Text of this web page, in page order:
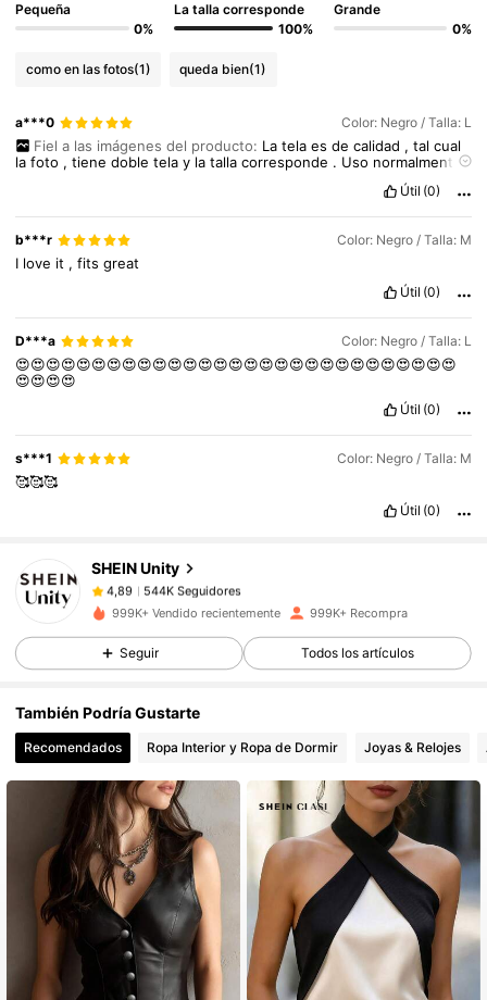
Pequeña
0%
La talla corresponde
100%
Grande
0%
como en las fotos(1) queda bien(1)
a***0 Color: Negro / Talla: L
Fiel a las imágenes del producto: La tela es de calidad , tal cual
lafoto ,tienedobletelay latallacorresponde . Uso normalmente
Útil (0)
b***r Color: Negro / Talla: M
I love it ,fitsgreat
Útil (0)
D***a Color: Negro / Talla: L
😍😍😍😍😍😍😍😍😍😍😍😍😍😍😍😍😍😍😍😍😍😍😍😍😍😍😍😍😍
😍😍😍😍
Útil (0)
s***1 Color: Negro / Talla: M
🥰🥰🥰
Útil (0)
SHEIN Unity
4,89 544K Seguidores
544K Seguidores
d***zpagóHace 1 día
4,89 544K Seguidores
544K Seguidores
4,89 544K Seguidores
4,89 544K Seguidores
4,89 544K Seguidores
999K+ Vendido recientemente 999K+ Recompra
Seguir Todos los artículos
También Podría Gustarte
Recomendados Ropa Interior y Ropa de Dormir Joyas & Relojes